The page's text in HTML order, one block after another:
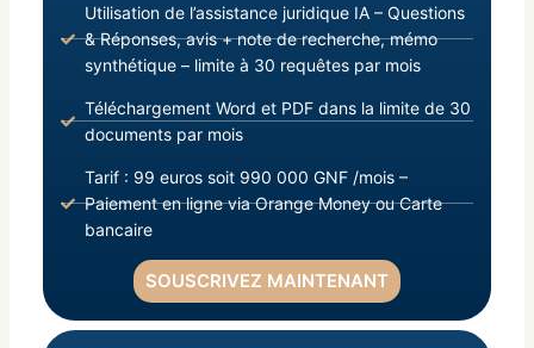
Utilisation de l’assistance juridique IA – Questions
& Réponses, avis + note de recherche, mémo
synthétique – limite à 30 requêtes par mois
Téléchargement Word et PDF dans la limite de 30
documents par mois
Tarif : 99 euros soit 990 000 GNF /mois –
Paiement en ligne via Orange Money ou Carte
bancaire
SOUSCRIVEZ MAINTENANT